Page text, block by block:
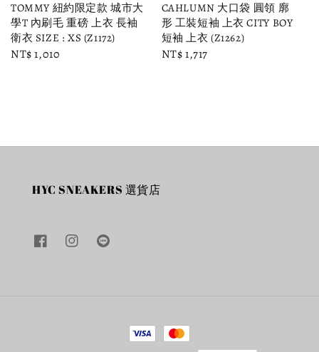
TOMMY 紐約限定款 城市大
學T 內刷毛 重磅 上衣 長袖
衛衣 SIZE : XS (Z1172)
Regular
NT$ 1,010
CAHLUMN 大口袋 圓領 廓
形 工裝短袖 上衣 CITY BOY
短袖 上衣 (Z1262)
Regular
NT$ 1,717
HYC SNEAKERS 選貨店